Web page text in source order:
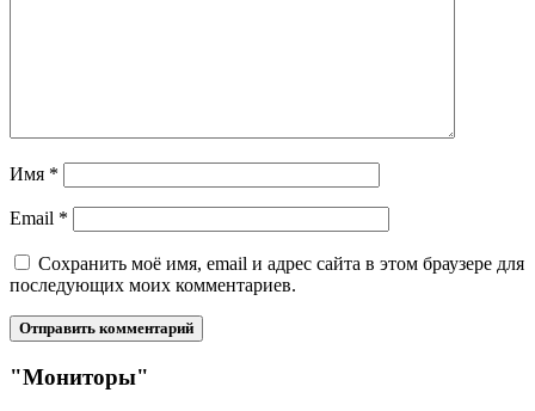
Имя *
Email *
Сохранить моё имя, email и адрес сайта в этом браузере для
последующих моих комментариев.
"Мониторы"